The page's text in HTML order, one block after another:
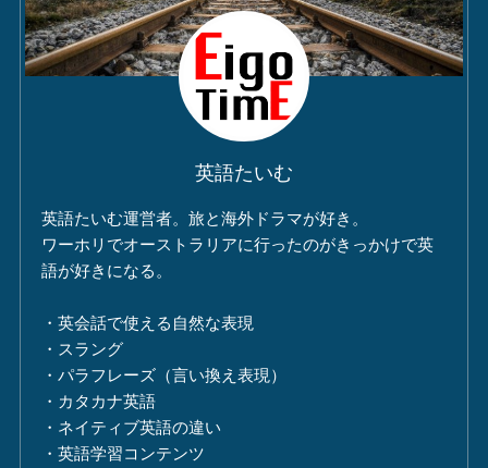
英語たいむ
英語たいむ運営者。旅と海外ドラマが好き。
ワーホリでオーストラリアに行ったのがきっかけで英
語が好きになる。
・英会話で使える自然な表現
・スラング
・パラフレーズ（言い換え表現）
・カタカナ英語
・ネイティブ英語の違い
・英語学習コンテンツ